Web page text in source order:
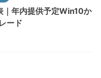
年内提供予定Win10か
ード